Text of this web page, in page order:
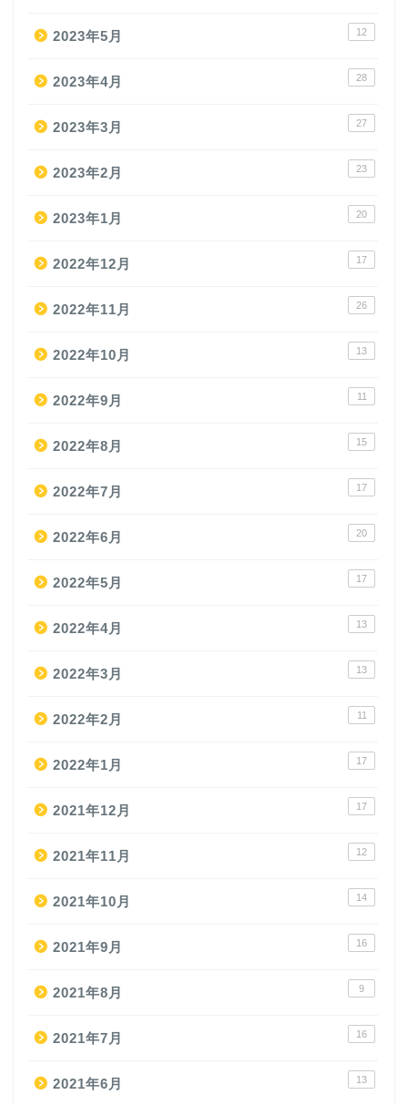
2023年5月 12
2023年4月 28
2023年3月 27
2023年2月 23
2023年1月 20
2022年12月 17
2022年11月 26
2022年10月 13
2022年9月 11
2022年8月 15
2022年7月 17
2022年6月 20
2022年5月 17
2022年4月 13
2022年3月 13
2022年2月 11
2022年1月 17
2021年12月 17
2021年11月 12
2021年10月 14
2021年9月 16
2021年8月 9
2021年7月 16
2021年6月 13